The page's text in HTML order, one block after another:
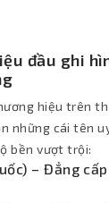
đầu ghi
hiệu trên
những cái tên
bền vượt trội:
– Đẳng